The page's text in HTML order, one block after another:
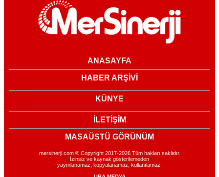
ANASAYFA
HABER ARŞİVİ
KÜNYE
İLETİŞİM
MASAÜSTÜ GÖRÜNÜM
mersinerji.com © Copyright 2017-2026 Tüm hakları saklıdır.
İzinsiz ve kaynak gösterilemeden
yayınlanamaz, kopyalanamaz, kullanılamaz.